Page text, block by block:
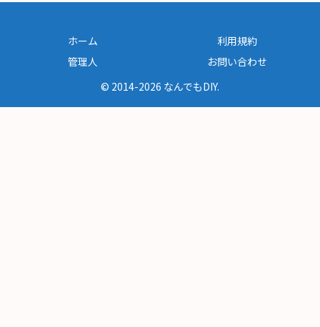
ホーム
利用規約
管理人
お問い合わせ
© 2014-2026 なんでもDIY.